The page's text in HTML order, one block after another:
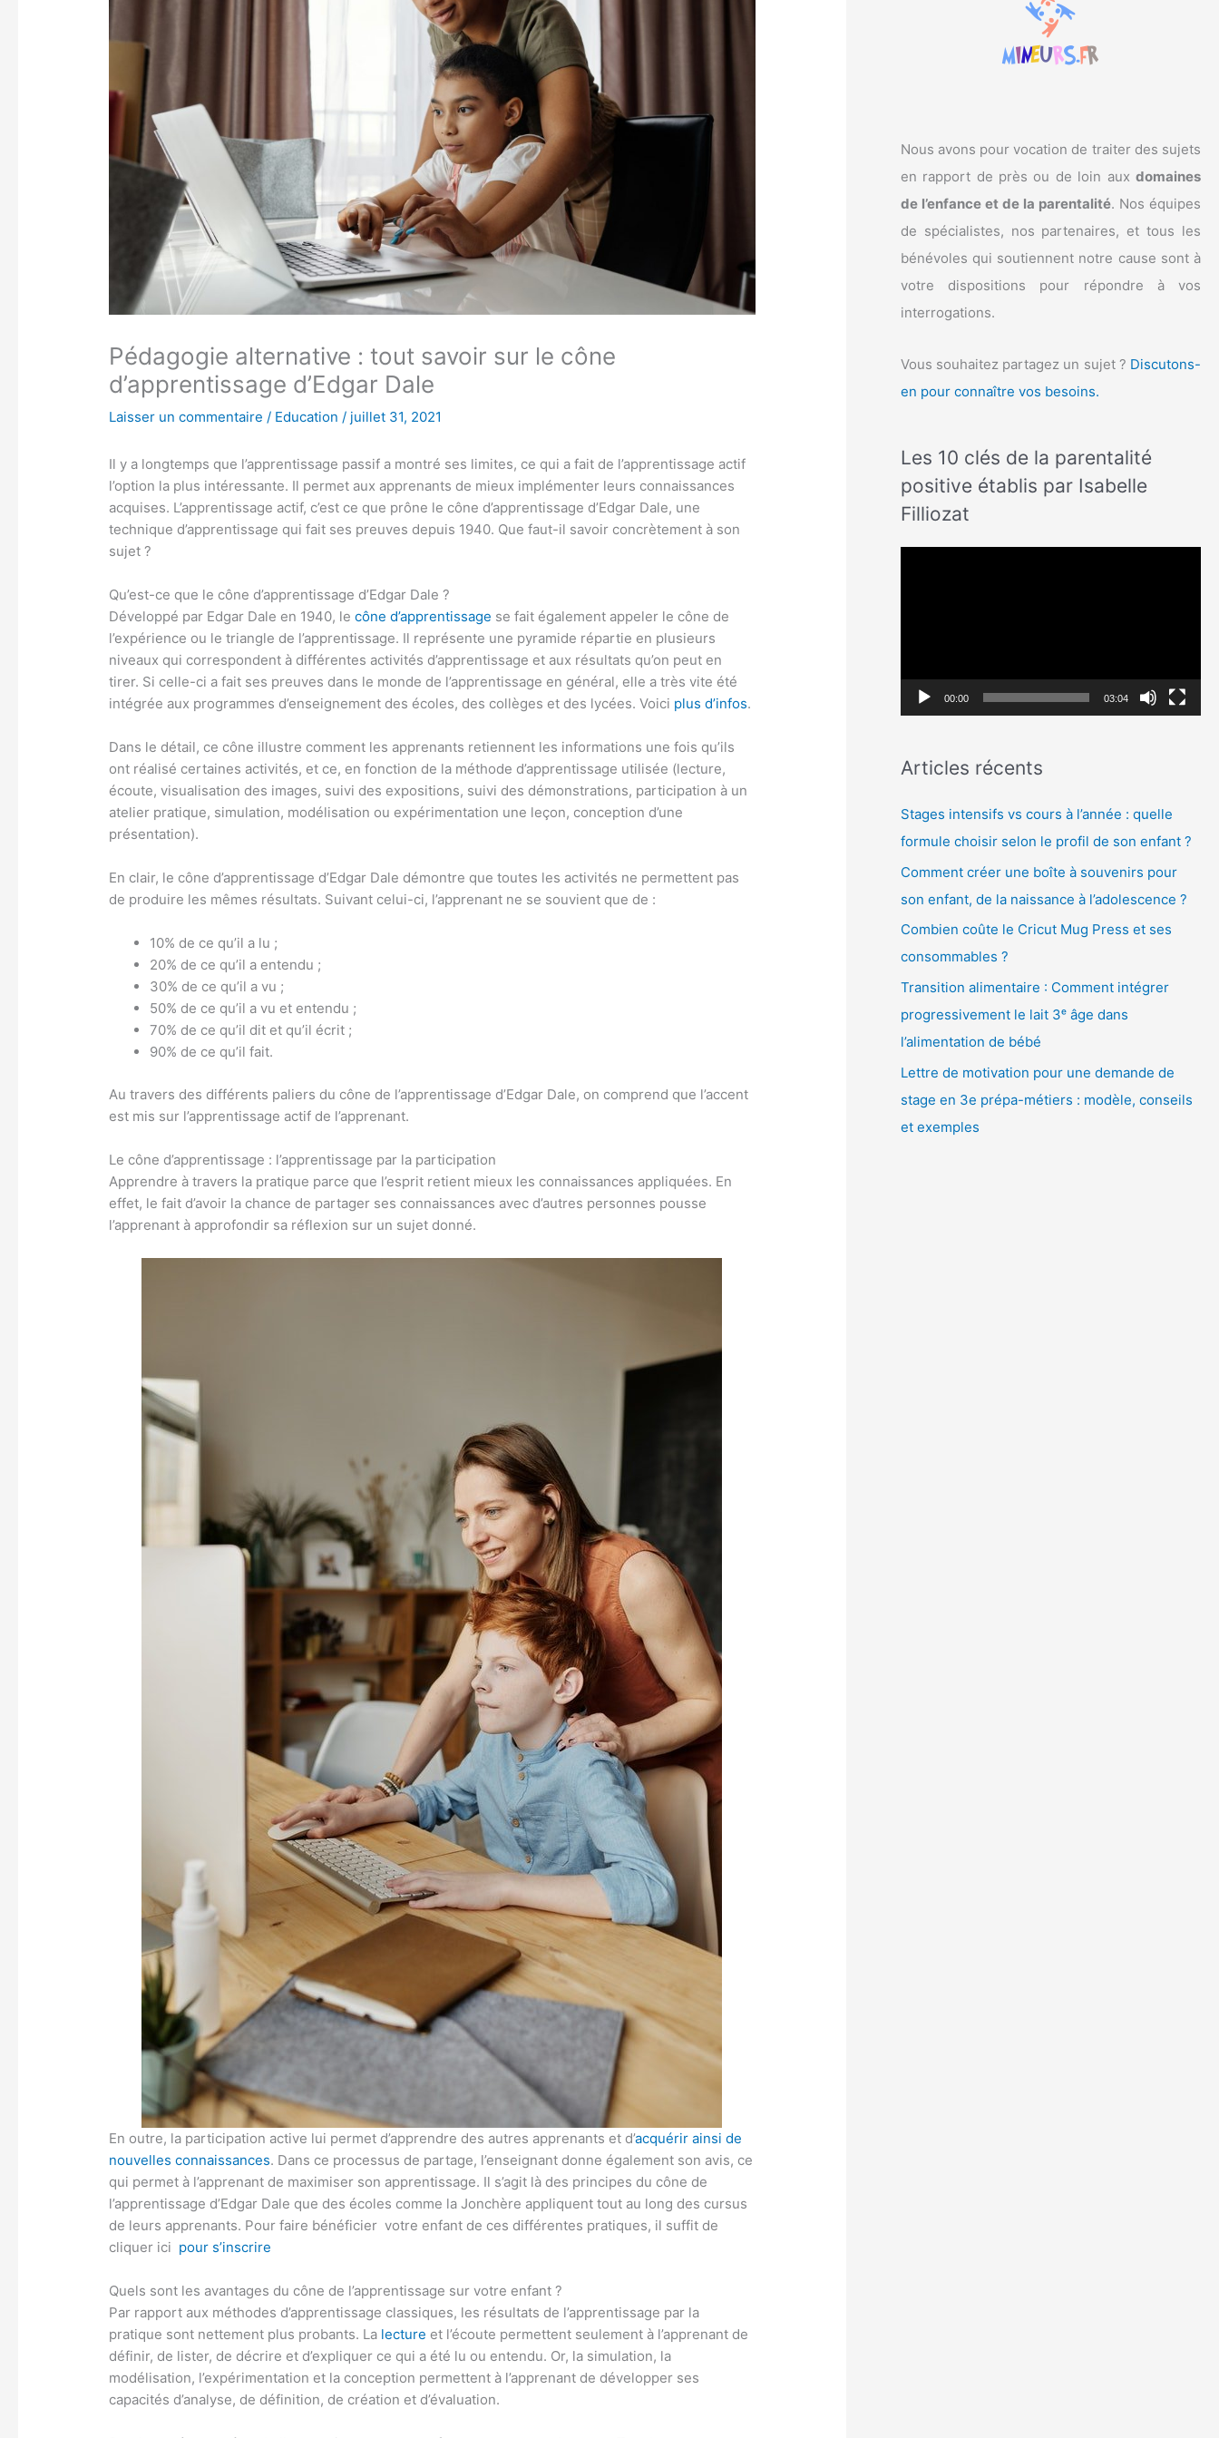
Pédagogie alternative : tout savoir sur le cône
d’apprentissage d’Edgar Dale
Laisser un commentaire / Education / juillet 31, 2021
Il y a longtemps que l’apprentissage passif a montré ses limites, ce qui a fait de l’apprentissage actif
l’option la plus intéressante. Il permet aux apprenants de mieux implémenter leurs connaissances
acquises. L’apprentissage actif, c’est ce que prône le cône d’apprentissage d’Edgar Dale, une
technique d’apprentissage qui fait ses preuves depuis 1940. Que faut-il savoir concrètement à son
sujet ?
Qu’est-ce que le cône d’apprentissage d’Edgar Dale ?
Développé par Edgar Dale en 1940, lecône d’apprentissage se fait également appeler le cône de
l’expérience ou le triangle de l’apprentissage. Il représente une pyramide répartie en plusieurs
niveaux qui correspondent à différentes activités d’apprentissage et aux résultats qu’on peut en
tirer. Si celle-ci a fait ses preuves dans le monde de l’apprentissage en général, elle a très vite été
intégrée aux programmes d’enseignement des écoles, des collèges et des lycées. Voici plus d’infos.
Dans le détail, ce cône illustre comment les apprenants retiennent les informations une fois qu’ils
ont réalisé certaines activités, et ce, en fonction de la méthode d’apprentissage utilisée (lecture,
écoute, visualisation des images, suivi des expositions, suivi des démonstrations, participation à un
atelier pratique, simulation, modélisation ou expérimentation une leçon, conception d’une
présentation).
En clair, le cône d’apprentissage d’Edgar Dale démontre que toutes les activités ne permettent pas
de produire les mêmes résultats. Suivant celui-ci, l’apprenant ne se souvient que de :
10% de ce qu’il a lu ;
20% de ce qu’il a entendu ;
30% de ce qu’il a vu ;
50% de ce qu’il a vu et entendu ;
70% de ce qu’il dit et qu’il écrit ;
90% de ce qu’il fait.
Au travers des différents paliers du cône de l’apprentissage d’Edgar Dale, on comprend que l’accent
est mis sur l’apprentissage actif de l’apprenant.
Le cône d’apprentissage : l’apprentissage par la participation
Apprendre à travers la pratique parce que l’esprit retient mieux les connaissances appliquées. En
effet, le fait d’avoir la chance de partager ses connaissances avec d’autres personnes pousse
l’apprenant à approfondir sa réflexion sur un sujet donné.
En outre, la participation active lui permet d’apprendre des autres apprenants et d’acquérir ainsi de
nouvelles connaissances. Dans ce processus de partage, l’enseignant donne également son avis, ce
qui permet à l’apprenant de maximiser son apprentissage. Il s’agit là des principes du cône de
l’apprentissage d’Edgar Dale que des écoles comme la Jonchère appliquent tout au long des cursus
de leurs apprenants. Pour faire bénéficier votre enfant de ces différentes pratiques, il suffit de
cliquer ici pour s’inscrire
Quels sont les avantages du cône de l’apprentissage sur votre enfant ?
Par rapport aux méthodes d’apprentissage classiques, les résultats de l’apprentissage par la
pratique sont nettement plus probants. La lecture et l’écoute permettent seulement à l’apprenant de
définir, de lister, de décrire et d’expliquer ce qui a été lu ou entendu. Or, la simulation, la
modélisation, l’expérimentation et la conception permettent à l’apprenant de développer ses
capacités d’analyse, de définition, de création et d’évaluation.
Nous avons pour vocation de traiter des sujets
en rapport de près ou de loin aux domaines
de l’enfance et de la parentalité. Nos équipes
de spécialistes, nos partenaires, et tous les
bénévoles qui soutiennent notre cause sont à
votre dispositions pour répondre à vos
interrogations.
Vous souhaitez partagez un sujet ? Discutons-
en pour connaître vos besoins.
Les 10 clés de la parentalité
positive établis par Isabelle
Filliozat
i
00:00 03:04
Articles récents
Stages intensifs vs cours à l’année : quelle
formule choisir selon le profil de son enfant ?
Comment créer une boîte à souvenirs pour
son enfant, de la naissance à l’adolescence ?
Combien coûte le Cricut Mug Press et ses
consommables ?
Transition alimentaire : Comment intégrer
progressivement le lait 3ᵉ âge dans
l’alimentation de bébé
Lettre de motivation pour une demande de
stage en 3e prépa-métiers : modèle, conseils
et exemples